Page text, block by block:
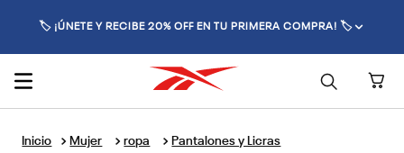
🏷️ ¡ÚNETE Y RECIBE 20% OFF EN TU PRIMERA COMPRA! 🏷️
Mujer ropa Pantalones y Licras